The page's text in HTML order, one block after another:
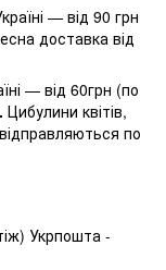
— від 90 грн
доставка від
— від 60грн (по
Цибулини квітів,
по
Укрпошта -